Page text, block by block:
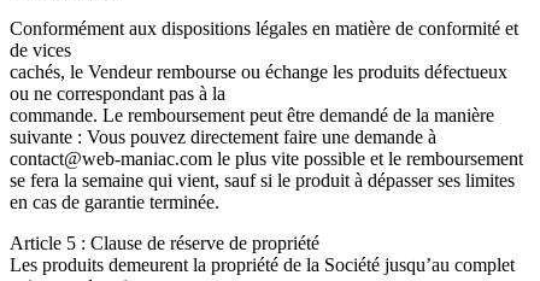
Conformément aux dispositions légales en matière de conformité et
de vices
cachés, le Vendeur rembourse ou échange les produits défectueux
ou ne correspondant pas à la
commande. Le remboursement peut être demandé de la manière
suivante : Vous pouvez directement faire une demande à
contact@web-maniac.com le plus vite possible et le remboursement
se fera la semaine qui vient, sauf si le produit à dépasser ses limites
en cas de garantie terminée.
Article 5 : Clause de réserve de propriété
Les produits demeurent la propriété de la Société jusqu’au complet